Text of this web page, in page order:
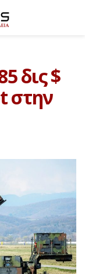
δις $
στην